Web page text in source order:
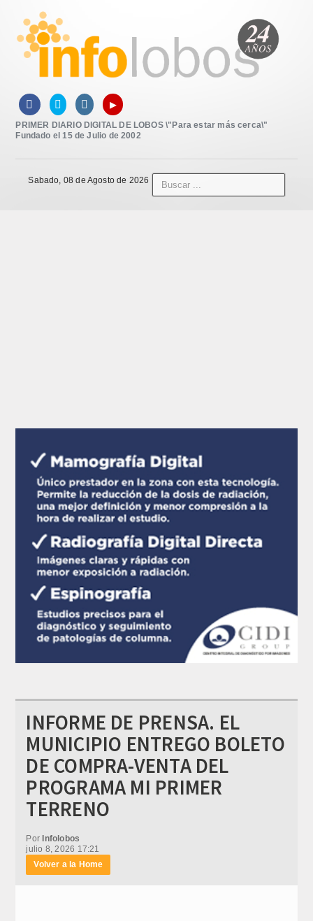
   ▸
PRIMER DIARIO DIGITAL DE LOBOS \"Para estar más cerca\"
Fundado el 15 de Julio de 2002
Sabado, 08 de Agosto de 2026
INFORME DE PRENSA. EL
MUNICIPIO ENTREGO BOLETO
DE COMPRA-VENTA DEL
PROGRAMA MI PRIMER
TERRENO
Por Infolobos
julio 8, 2026 17:21
Volver a la Home